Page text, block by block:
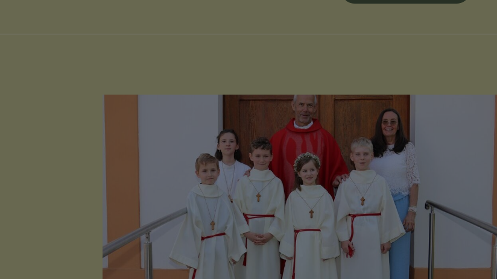
TODESANZEIGEN
FRIEDHOFSORDNUNG
PUBLIKATIONEN -
ARCHIV